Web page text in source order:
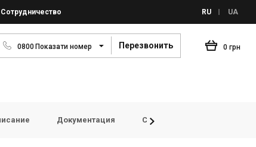
Сотрудничество RU UA
0800Показати номер Перезвонить 0 грн
Документация Статьи